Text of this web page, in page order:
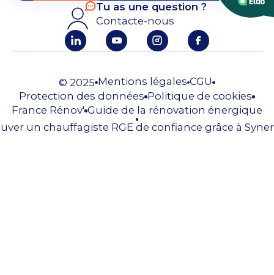
Tu as une question ?
Contacte-nous
© 2025 Mentions légales CGU
Protection des données Politique de cookies
France Rénov' Guide de la rénovation énergique
un chauffagiste RGE de confiance grâce à